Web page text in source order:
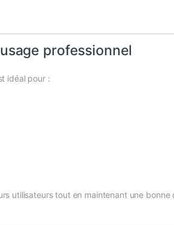
professionnel
idéal pour :
utilisateurs tout en maintenant une bonne